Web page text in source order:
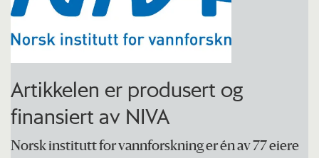
Artikkelen er produsert og
finansiert av NIVA
Norsk institutt for vannforskning er én av 77 eiere